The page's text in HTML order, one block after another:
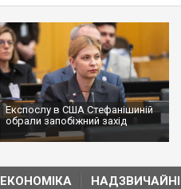
Експослу в США Стефанішиній
обрали запобіжний захід
ЕКОНОМІКА НАДЗВИЧАЙНІ